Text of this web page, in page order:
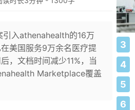
入athenahealth的16万
美国服务9万余名医疗提
，文档时间减少11%，当
Marketplace覆盖
3
4
5
6